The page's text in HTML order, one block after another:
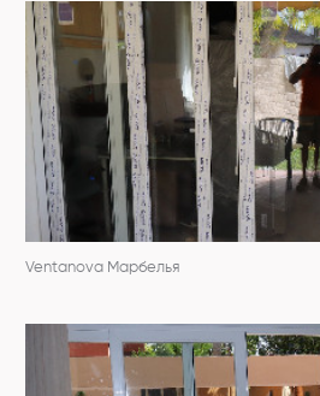
Ventanova Марбелья